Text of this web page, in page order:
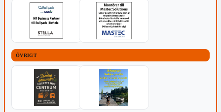
ÖVRIGT